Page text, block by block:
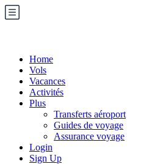
Home
Vols
Vacances
Activités
Plus
Transferts aéroport
Guides de voyage
Assurance voyage
Login
Sign Up